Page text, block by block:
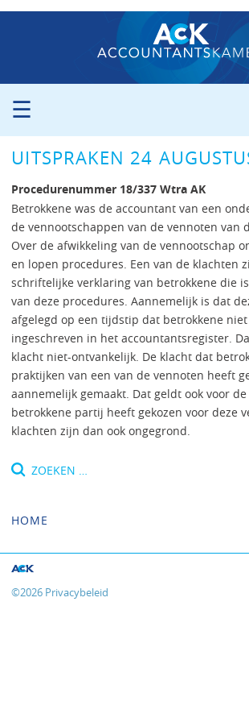
☰
ORGANISATIE
PROCEDURE
PERS
PUBLICATIES
UITSPRAKEN
ZITTINGSAGENDA
CONTACT
UITSPRAKEN 24
Procedurenummer 18/337 Wtra AK
Betrokkene was de accountant van een
de vennootschappen van de vennoten van
Over de afwikkeling van de vennootschap
en lopen procedures. Een van de klachten
schriftelijke verklaring van betrokkene die
van deze procedures. Aannemelijk is dat
afgelegd op een tijdstip dat betrokkene
ingeschreven in het accountantsregister.
klacht niet-ontvankelijk. De klacht dat
praktijken van een van de vennoten heeft
aannemelijk gemaakt. Dat geldt ook voor
betrokkene partij heeft gekozen voor deze
klachten zijn dan ook ongegrond.
Zoeken
HOME
©2026 Privacybeleid